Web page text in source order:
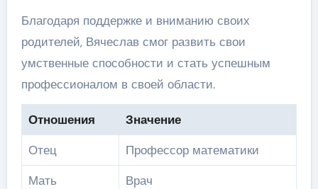
Благодаря поддержке и вниманию своих
родителей, Вячеслав смог развить свои
умственные способности и стать успешным
профессионалом в своей области.
Отношения
Значение
Отец
Профессор математики
Мать
Врач